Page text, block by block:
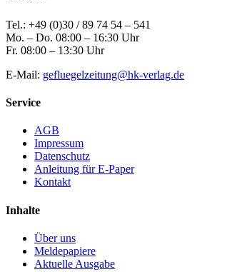
Tel.: +49 (0)30 / 89 74 54 – 541
Mo. – Do. 08:00 – 16:30 Uhr
Fr. 08:00 – 13:30 Uhr
E-Mail: gefluegelzeitung@hk-verlag.de
Service
AGB
Impressum
Datenschutz
Anleitung für E-Paper
Kontakt
Inhalte
Über uns
Meldepapiere
Aktuelle Ausgabe